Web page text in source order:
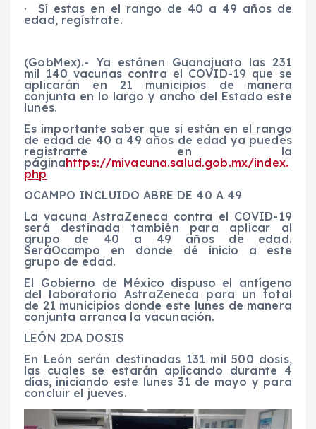
·
Sí estas en el rango de 40 a 49 años de
edad, regístrate.
(GobMex).- Ya estánen Guanajuato las 231
mil 140 vacunas contra el COVID-19 que se
aplicarán en 21 municipios de manera
conjunta en lo largo y ancho del Estado este
lunes.
Es importante saber que si están en el rango
de edad de 40 a 49 años de edad ya puedes
registrarte en la
páginahttps://mivacuna.salud.gob.mx/index.
php
OCAMPO INCLUIDO ABRE DE 40 A 49
La vacunaAstraZeneca contra el COVID-19
será destinada también para aplicar al
grupo de 40 a 49 años de edad.
SeráOcampo en donde dé inicio a este
grupo de edad.
El Gobierno de México dispuso el antígeno
del laboratorio AstraZeneca para untotal
de 21 municipios donde este lunes de manera
conjunta arranca la vacunación.
LEÓN 2DA DOSIS
En León serán destinadas 131 mil 500 dosis,
las cuales se estarán aplicando durante 4
días, iniciando este lunes 31 de mayo y para
concluir el jueves.